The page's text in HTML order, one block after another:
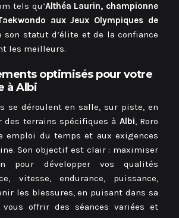
tels qu’Althéa Laurin, championne
aux Jeux Olympiques de
son statut d’élite et de la confiance
les meilleurs.
optimisés pour votre
à Albi
se déroulent en salle, sur piste, en
des terrains spécifiques à Albi, Roro
emploi du temps et aux exigences
Son objectif est clair : maximiser
pour développer vos qualités
vitesse, endurance, puissance,
les blessures, en puisant dans sa
offrir des séances variées et